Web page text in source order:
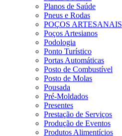
Planos de Saúde
Pneus e Rodas
POÇOS ARTESANAIS
Poços Artesianos
Podologia
Ponto Turístico
Portas Automáticas
Posto de Combustível
Posto de Molas
Pousada
Pré-Moldados
Presentes
Prestação de Serviços
Produção de Eventos
Produtos Alimentícios